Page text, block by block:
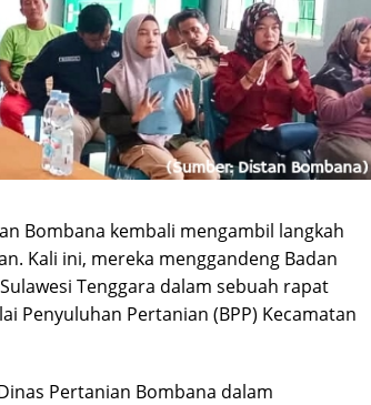
Bombana kembali mengambil langkah
Kali ini, mereka menggandeng Badan
Tenggara dalam sebuah rapat
Penyuluhan Pertanian (BPP) Kecamatan
Pertanian Bombana dalam